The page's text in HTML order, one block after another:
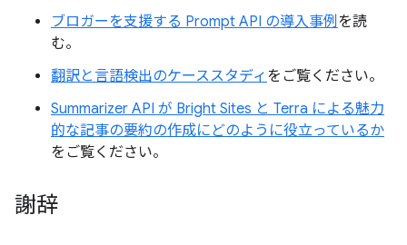
ブロガーを支援する Prompt API の導入事例を読
む。
翻訳と言語検出のケーススタディ をご覧ください。
Summarizer API が Bright Sites と Terra による魅力
的な記事の要約の作成にどのように役立っているか
をご覧ください。
謝辞